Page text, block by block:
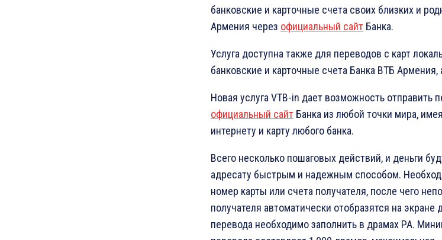
банковские и карточные счета своих близких и
Армения через официальный сайт Банка.
Услуга доступна также для переводов с карт
банковские и карточные счета Банка ВТБ Армения,
Новая услуга VTB-in дает возможность отправить
официальный сайт Банка из любой точки мира,
интернету и карту любого банка.
Всего несколько пошаговых действий, и деньги
адресату быстрым и надежным способом.
номер карты или счета получателя, после чего
получателя автоматически отобразятся на экране
перевода необходимо заполнить в драмах РА.